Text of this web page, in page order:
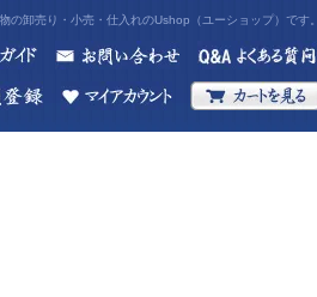
の卸売り・小売・仕入れのUshop（ユーショップ）です。